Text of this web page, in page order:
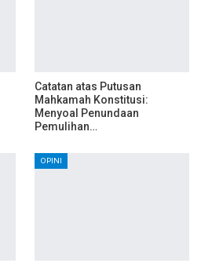
Catatan atas Putusan
Mahkamah Konstitusi:
Menyoal Penundaan
Pemulihan…
OPINI